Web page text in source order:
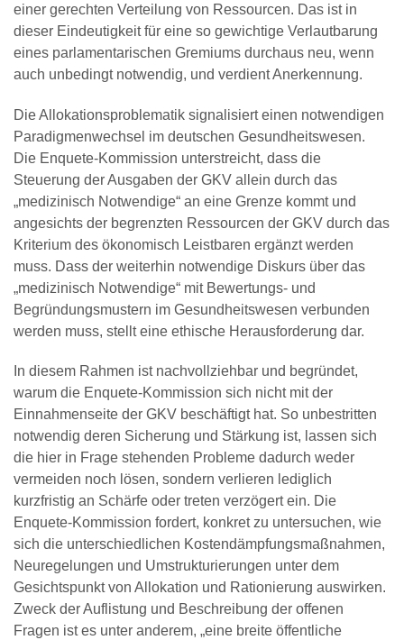
einer gerechten Verteilung von Ressourcen. Das ist in
dieser Eindeutigkeit für eine so gewichtige Verlautbarung
eines parlamentarischen Gremiums durchaus neu, wenn
auch unbedingt notwendig, und verdient Anerkennung.
Die Allokationsproblematik signalisiert einen notwendigen
Paradigmenwechsel im deutschen Gesundheitswesen.
Die Enquete-Kommission unterstreicht, dass die
Steuerung der Ausgaben der GKV allein durch das
„medizinisch Notwendige“ an eine Grenze kommt und
angesichts der begrenzten Ressourcen der GKV durch das
Kriterium des ökonomisch Leistbaren ergänzt werden
muss. Dass der weiterhin notwendige Diskurs über das
„medizinisch Notwendige“ mit Bewertungs- und
Begründungsmustern im Gesundheitswesen verbunden
werden muss, stellt eine ethische Herausforderung dar.
In diesem Rahmen ist nachvollziehbar und begründet,
warum die Enquete-Kommission sich nicht mit der
Einnahmenseite der GKV beschäftigt hat. So unbestritten
notwendig deren Siche­rung und Stärkung ist, lassen sich
die hier in Frage stehenden Probleme dadurch weder
vermeiden noch lösen, sondern verlieren lediglich
kurzfristig an Schärfe oder treten verzögert ein. Die
Enquete-Kommission fordert, konkret zu untersuchen, wie
sich die unterschiedlichen Kostendämpfungsmaßnahmen,
Neuregelungen und Umstrukturierungen unter dem
Gesichtspunkt von Allokation und Rationierung auswirken.
Zweck der Auflistung und Beschreibung der offenen
Fragen ist es unter anderem, „eine breite öffentliche